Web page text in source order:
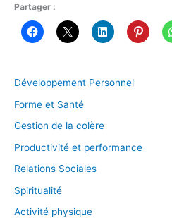
Partager :
Développement Personnel
Forme et Santé
Gestion de la colère
Productivité et performance
Relations Sociales
Spiritualité
Activité physique